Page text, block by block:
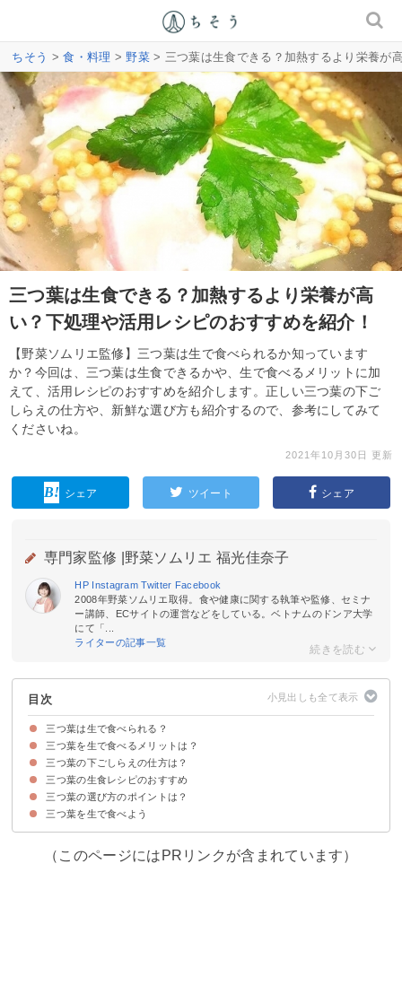
ちそう >食・料理 >野菜> 三つ葉は生食できる？加熱するより栄養が
三つ葉は生食できる？加熱するより栄養が高
い？下処理や活用レシピのおすすめを紹介！
【野菜ソムリエ監修】三つ葉は生で食べられるか知っています
か？今回は、三つ葉は生食できるかや、生で食べるメリットに加
えて、活用レシピのおすすめを紹介します。正しい三つ葉の下ご
しらえの仕方や、新鮮な選び方も紹介するので、参考にしてみて
くださいね。
2021年10月30日 更新
シェア ツイート シェア
専門家監修 | 野菜ソムリエ 福光佳奈子
HP Instagram Twitter Facebook
2008年野菜ソムリエ取得。食や健康に関する執筆や監修、セミナ
ー講師、ECサイトの運営などをしている。ベトナムのドンア大学
にて「...
ライターの記事一覧
目次
三つ葉は生で食べられる？
三つ葉は生食できる
三つ葉を生で食べるメリットは？
①三つ葉は加熱するより生のほうが栄養が高い
②風味が良い
三つ葉の下ごしらえの仕方は？
三つ葉の下処理の手順
三つ葉の生食レシピのおすすめ
①サラダ
②生春巻き
③マリネ
④まぐろ納豆混ぜ
⑤柚子胡椒和え
三つ葉の選び方のポイントは？
新鮮な三つ葉の特徴
三つ葉を生で食べよう
（このページにはPRリンクが含まれています）